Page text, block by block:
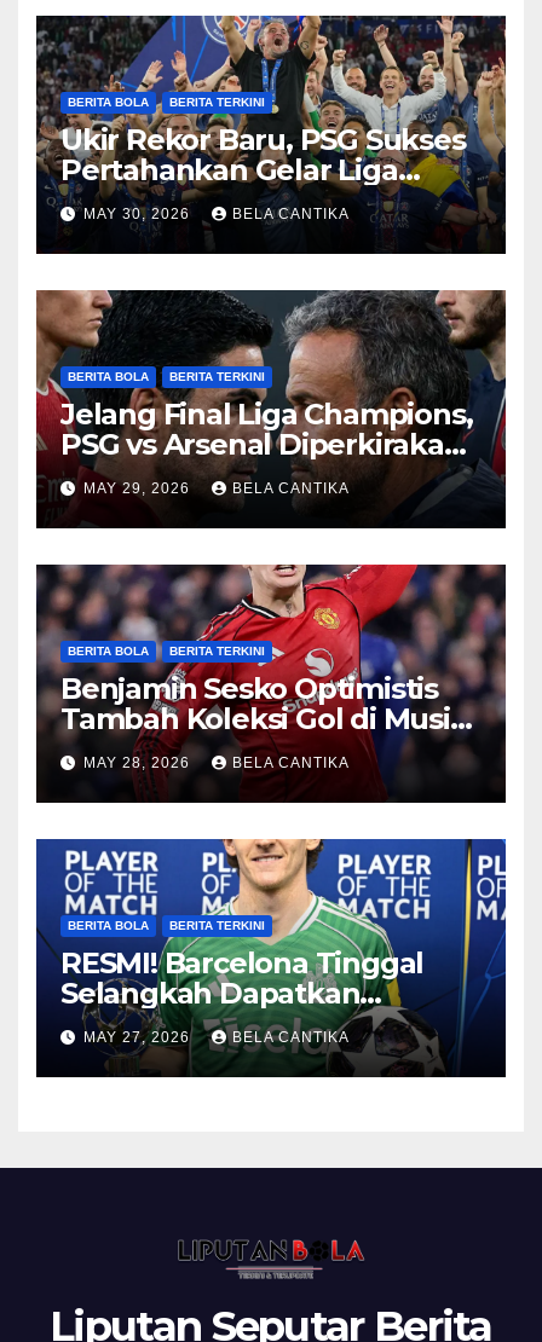
BERITA BOLA BERITA TERKINI
Ukir Rekor Baru, PSG Sukses
Pertahankan Gelar Liga
Champions
MAY 30, 2026 BELA CANTIKA
BERITA BOLA BERITA TERKINI
Jelang Final Liga Champions,
PSG vs Arsenal Diperkirakan
Sengit
MAY 29, 2026 BELA CANTIKA
BERITA BOLA BERITA TERKINI
Benjamin Sesko Optimistis
Tambah Koleksi Gol di Musim
2026/27
MAY 28, 2026 BELA CANTIKA
BERITA BOLA BERITA TERKINI
RESMI! Barcelona Tinggal
Selangkah Dapatkan
Anthony Gordon
MAY 27, 2026 BELA CANTIKA
Liputan Seputar Berita